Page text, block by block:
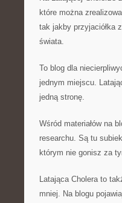
które można
tak jakby przyjaciółka
świata.
To blog dla
jednym miejscu.
jedną stronę.
Wśród materiałów na
researchu. Są tu
którym nie gonisz za
Latająca Cholera to
mniej. Na blogu